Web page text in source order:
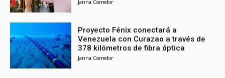
Janna Corredor
Proyecto Fénix conectará a
Venezuela con Curazao a través de
378 kilómetros de fibra óptica
Janna Corredor